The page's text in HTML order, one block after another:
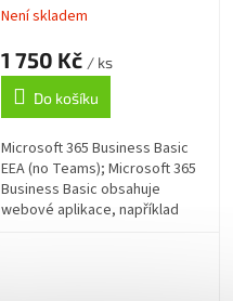
(no Teams) předplatné 1
Není skladem
1 750 Kč / ks
Do košíku
Microsoft 365 Business Basic
EEA (no Teams); Microsoft 365
Business Basic obsahuje
webové aplikace, například